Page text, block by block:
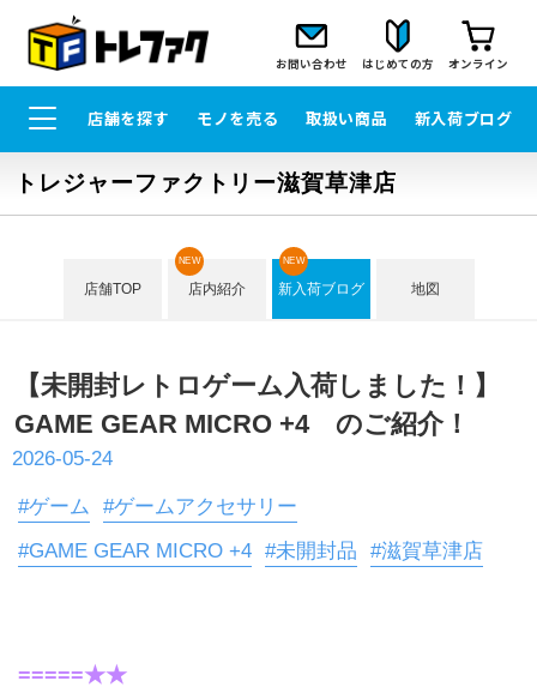
お問い合わせ はじめての方 オンライン
店舗を探す モノを売る 取扱い商品 新入荷ブログ
トレジャーファクトリー滋賀草津店
店舗TOP 店内紹介
NEW
新入荷ブログ
NEW
地図
【未開封レトロゲーム入荷しました！】
GAME GEAR MICRO +4 のご紹介！
2026-05-24
#ゲーム
#ゲームアクセサリー
#GAME GEAR MICRO +4 #未開封品 #滋賀草津店
=====★★